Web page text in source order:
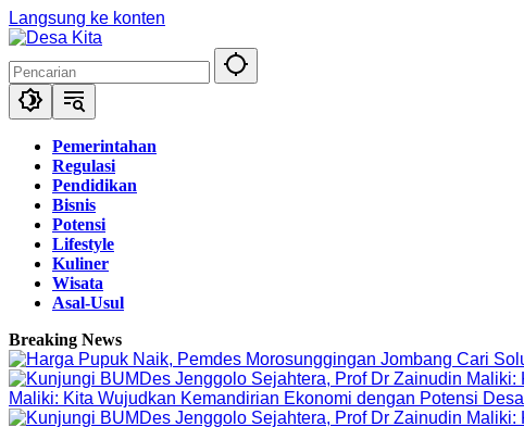
Langsung ke konten
Pemerintahan
Regulasi
Pendidikan
Bisnis
Potensi
Lifestyle
Kuliner
Wisata
Asal-Usul
Breaking News
Maliki: Kita Wujudkan Kemandirian Ekonomi dengan Potensi Desa